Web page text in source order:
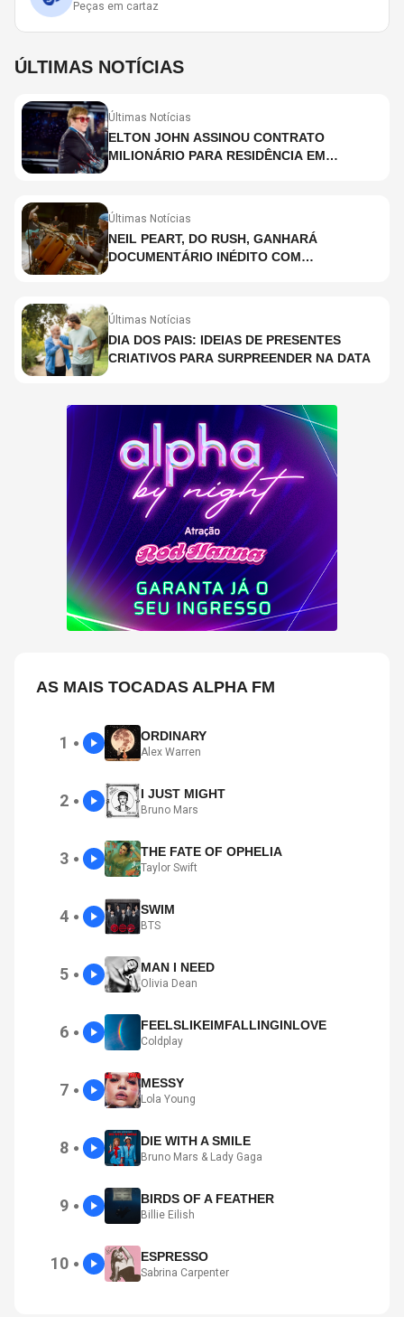
Peças em cartaz
ÚLTIMAS NOTÍCIAS
Últimas Notícias
ELTON JOHN ASSINOU CONTRATO
MILIONÁRIO PARA RESIDÊNCIA EM
Últimas Notícias
NEIL PEART, DO RUSH, GANHARÁ
DOCUMENTÁRIO INÉDITO COM
Últimas Notícias
DIA DOS PAIS: IDEIAS DE PRESENTES
CRIATIVOS PARA SURPREENDER NA DATA
AS MAIS TOCADAS ALPHA FM
1 ● ORDINARY
Alex Warren
2 ● I JUST MIGHT
Bruno Mars
3 ● THE FATE OF OPHELIA
Taylor Swift
4 ● SWIM
BTS
5 ● MAN I NEED
Olivia Dean
6 ● FEELSLIKEIMFALLINGINLOVE
Coldplay
7 ● MESSY
Lola Young
8 ● DIE WITH A SMILE
Bruno Mars & Lady Gaga
9 ● BIRDS OF A FEATHER
Billie Eilish
10 ● ESPRESSO
Sabrina Carpenter